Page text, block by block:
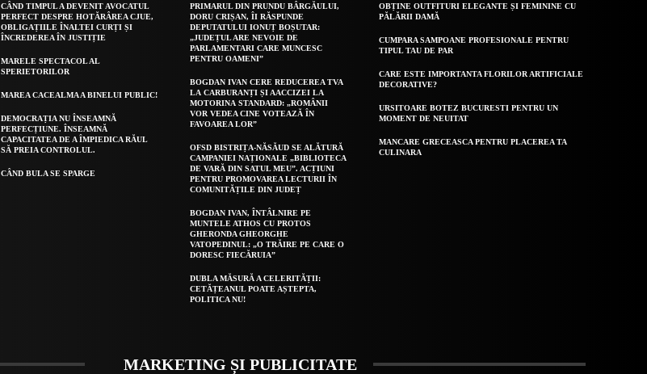
CÂND TIMPUL A DEVENIT AVOCATUL
PERFECT DESPRE HOTĂRÂREA CJUE,
OBLIGAȚIILE ÎNALTEI CURȚI ȘI
ÎNCREDEREA ÎN JUSTIȚIE
MARELE SPECTACOL AL
SPERIETORILOR
MAREA CACEALMA A BINELUI PUBLIC!
DEMOCRAȚIA NU ÎNSEAMNĂ
PERFECȚIUNE. ÎNSEAMNĂ
CAPACITATEA DE A ÎMPIEDICA RĂUL
SĂ PREIA CONTROLUL.
CÂND BULA SE SPARGE
PRIMARUL DIN PRUNDU BÂRGĂULUI,
DORU CRIȘAN, ÎI RĂSPUNDE
DEPUTATULUI IONUȚ BOȘUTAR:
„JUDEȚUL ARE NEVOIE DE
PARLAMENTARI CARE MUNCESC
PENTRU OAMENI”
BOGDAN IVAN CERE REDUCEREA TVA
LA CARBURANȚI ȘI AACCIZEI LA
MOTORINA STANDARD: „ROMÂNII
VOR VEDEA CINE VOTEAZĂ ÎN
FAVOAREA LOR”
OFSD BISTRIȚA-NĂSĂUD SE ALĂTURĂ
CAMPANIEI NAȚIONALE „BIBLIOTECA
DE VARĂ DIN SATUL MEU”. ACȚIUNI
PENTRU PROMOVAREA LECTURII ÎN
COMUNITĂȚILE DIN JUDEȚ
BOGDAN IVAN, ÎNTÂLNIRE PE
MUNTELE ATHOS CU PROTOS
GHERONDA GHEORGHE
VATOPEDINUL: „O TRĂIRE PE CARE O
DORESC FIECĂRUIA”
DUBLA MĂSURĂ A CELERITĂȚII:
CETĂȚEANUL POATE AȘTEPTA,
POLITICA NU!
OBȚINE OUTFITURI ELEGANTE ȘI FEMININE CU
PĂLĂRII DAMĂ
CUMPARA SAMPOANE PROFESIONALE PENTRU
TIPUL TAU DE PAR
CARE ESTE IMPORTANTA FLORILOR ARTIFICIALE
DECORATIVE?
URSITOARE BOTEZ BUCURESTI PENTRU UN
MOMENT DE NEUITAT
MANCARE GRECEASCA PENTRU PLACEREA TA
CULINARA
MARKETING ȘI PUBLICITATE